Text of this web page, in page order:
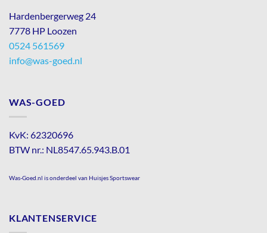
Hardenbergerweg 24
7778 HP Loozen
0524 561569
info@was-goed.nl
WAS-GOED
KvK: 62320696
BTW nr.: NL8547.65.943.B.01
Was-Goed.nl is onderdeel van Huisjes Sportswear
KLANTENSERVICE